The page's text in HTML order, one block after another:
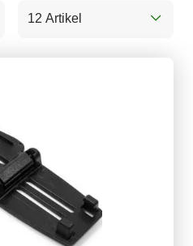
12 Artikel